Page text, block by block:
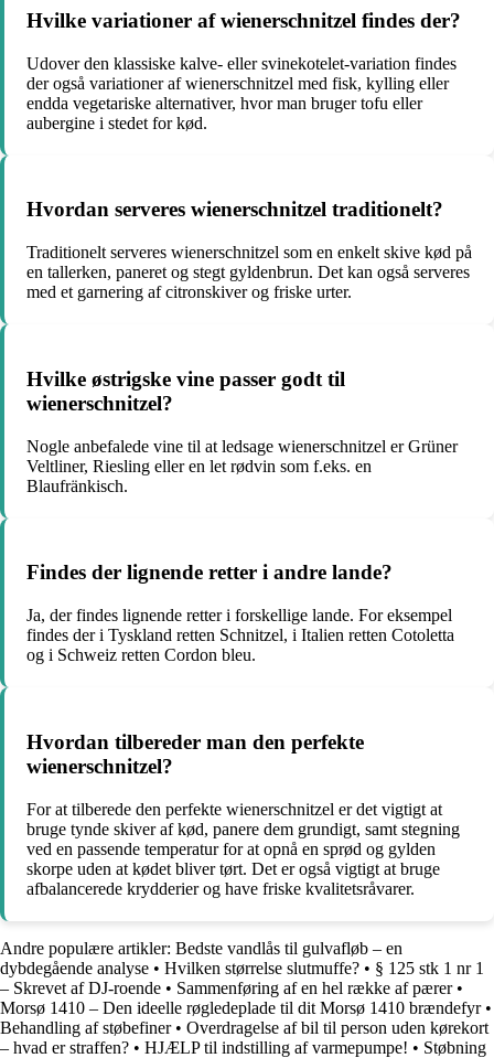
Hvilke variationer af wienerschnitzel findes der?
Udover den klassiske kalve- eller svinekotelet-variation findes
der også variationer af wienerschnitzel med fisk, kylling eller
endda vegetariske alternativer, hvor man bruger tofu eller
aubergine i stedet for kød.
Hvordan serveres wienerschnitzel traditionelt?
Traditionelt serveres wienerschnitzel som en enkelt skive kød på
en tallerken, paneret og stegt gyldenbrun. Det kan også serveres
med et garnering af citronskiver og friske urter.
Hvilke østrigske vine passer godt til
wienerschnitzel?
Nogle anbefalede vine til at ledsage wienerschnitzel er Grüner
Veltliner, Riesling eller en let rødvin som f.eks. en
Blaufränkisch.
Findes der lignende retter i andre lande?
Ja, der findes lignende retter i forskellige lande. For eksempel
findes der i Tyskland retten Schnitzel, i Italien retten Cotoletta
og i Schweiz retten Cordon bleu.
Hvordan tilbereder man den perfekte
wienerschnitzel?
For at tilberede den perfekte wienerschnitzel er det vigtigt at
bruge tynde skiver af kød, panere dem grundigt, samt stegning
ved en passende temperatur for at opnå en sprød og gylden
skorpe uden at kødet bliver tørt. Det er også vigtigt at bruge
afbalancerede krydderier og have friske kvalitetsråvarer.
Andre populære artikler: Bedste vandlås til gulvafløb – en
dybdegående analyse • Hvilken størrelse slutmuffe? • § 125 stk 1 nr 1
– Skrevet af DJ-roende • Sammenføring af en hel række af pærer•
Morsø 1410 – Den ideelle røgledeplade til dit Morsø 1410 brændefyr•
Behandling af støbefiner• Overdragelse af bil til person uden kørekort
– hvad er straffen? • HJÆLP til indstilling af varmepumpe! • Støbning